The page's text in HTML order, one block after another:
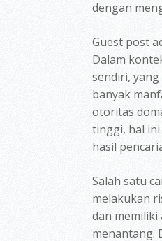
dengan
Guest post
Dalam
sendiri,
banyak
otoritas
tinggi, hal
hasil
Salah satu
melakukan
dan memiliki
menantang.